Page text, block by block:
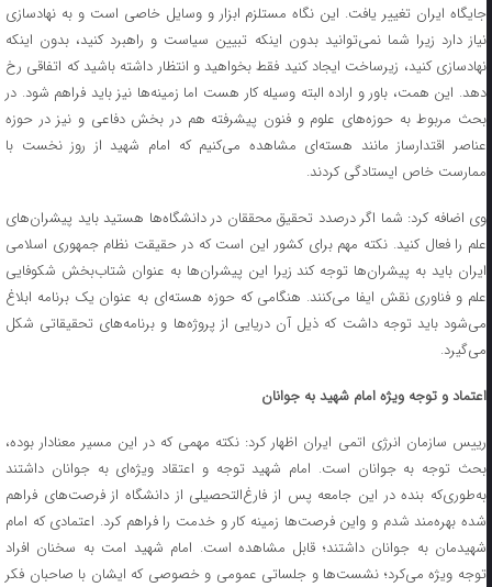
جایگاه ایران تغییر یافت. این نگاه مستلزم ابزار و وسایل خاصی است و به نهادسازی
نیاز دارد زیرا شما نمی‌توانید بدون اینکه تبیین سیاست و راهبرد کنید، بدون اینکه
نهادسازی کنید، زیرساخت ایجاد کنید فقط بخواهید و انتظار داشته باشید که اتفاقی رخ
دهد. این همت، باور و اراده البته وسیله کار هست اما زمینه‌ها نیز باید فراهم شود. در
بحث مربوط به حوزه‌های علوم و فنون پیشرفته هم در بخش دفاعی و نیز در حوزه
عناصر اقتدارساز مانند هسته‌ای مشاهده می‌کنیم که امام شهید از روز نخست با
ممارست خاص ایستادگی کردند.
وی اضافه کرد: شما اگر درصدد تحقیق محققان در دانشگاه‌ها هستید باید پیشران‌های
علم را فعال کنید. نکته‌ مهم برای کشور این است که در حقیقت نظام جمهوری اسلامی
ایران باید به پیشران‌ها توجه کند زیرا این پیشران‌ها به عنوان شتاب‌بخش شکوفایی
علم و فناوری نقش ایفا می‌کنند. هنگامی که حوزه هسته‌ای به عنوان یک برنامه ابلاغ
می‌شود باید توجه داشت که ذیل آن دریایی از پروژه‌ها و برنامه‌های تحقیقاتی شکل
می‌گیرد.
اعتماد و توجه ویژه امام شهید به جوانان
رییس سازمان انرژی اتمی ایران اظهار کرد: نکته مهمی که در این مسیر معنادار بوده،
بحث توجه به جوانان است. امام شهید توجه و اعتقاد ویژه‌ای به جوانان داشتند
به‌طوری‌که بنده در این جامعه پس از فارغ‌التحصیلی از دانشگاه از فرصت‌های فراهم
شده بهره‌مند شدم و واین فرصت‌ها زمینه کار و خدمت را فراهم کرد. اعتمادی که امام
شهیدمان به جوانان داشتند؛ قابل مشاهده است. امام شهید امت به سخنان افراد
توجه ویژه می‌کرد؛ نشست‌ها و جلساتی عمومی و خصوصی که ایشان با صاحبان فکر